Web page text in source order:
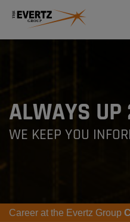
ALWAYS UP
WE KEEP YOU
Career at the Evertz Group